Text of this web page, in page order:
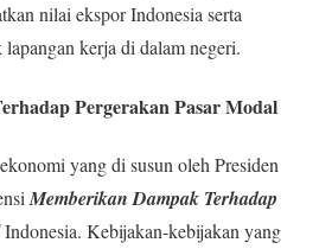
nilai ekspor Indonesia serta
kerja di dalam negeri.
Pergerakan Pasar Modal
yang di susun oleh Presiden
Memberikan Dampak Terhadap
Indonesia. Kebijakan-kebijakan yang